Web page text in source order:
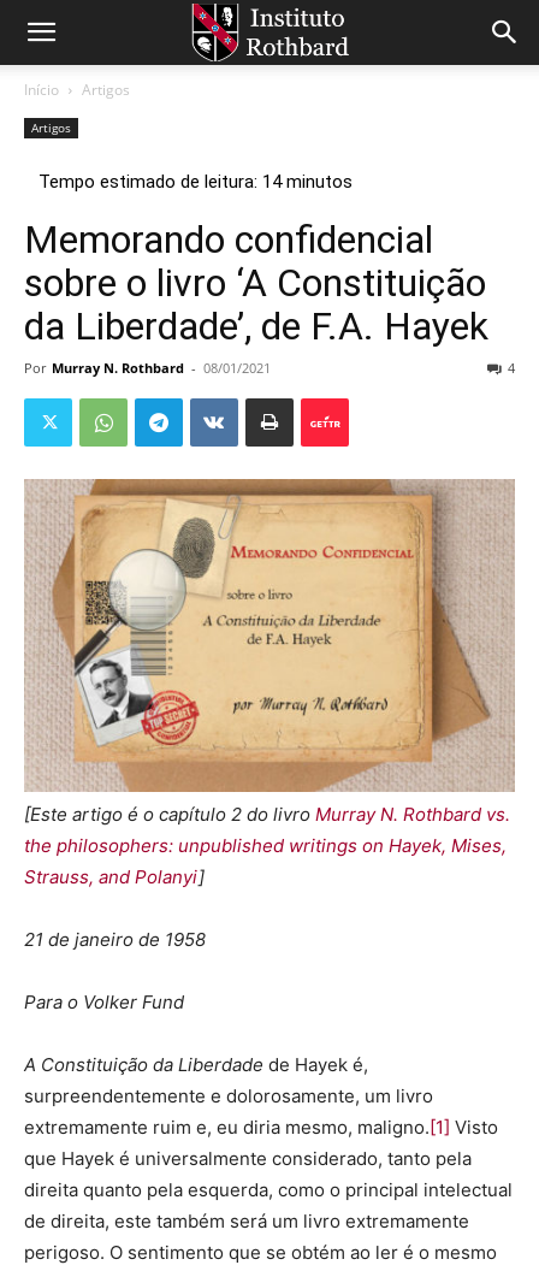
Início Artigos
Artigos
Memorando confidencial
sobre o livro ‘A Constituição
da Liberdade’, de F.A. Hayek
Por Murray N. Rothbard - 08/01/2021 4
[Este artigo é o capítulo 2 do livro Murray N. Rothbard vs.
the philosophers: unpublished writings on Hayek, Mises,
Strauss, and Polanyi]
21 de janeiro de 1958
Para o Volker Fund
A Constituição da Liberdade de Hayek é,
surpreendentemente e dolorosamente, um livro
extremamente ruim e, eu diria mesmo, maligno. [1] Visto
que Hayek é universalmente considerado, tanto pela
direita quanto pela esquerda, como o principal intelectual
de direita, este também será um livro extremamente
perigoso. O sentimento que se obtém ao ler é o mesmo